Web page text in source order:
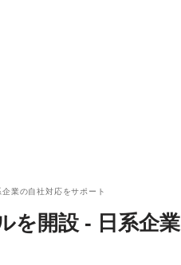
業の自社対応をサポート
を開設 - 日系企業